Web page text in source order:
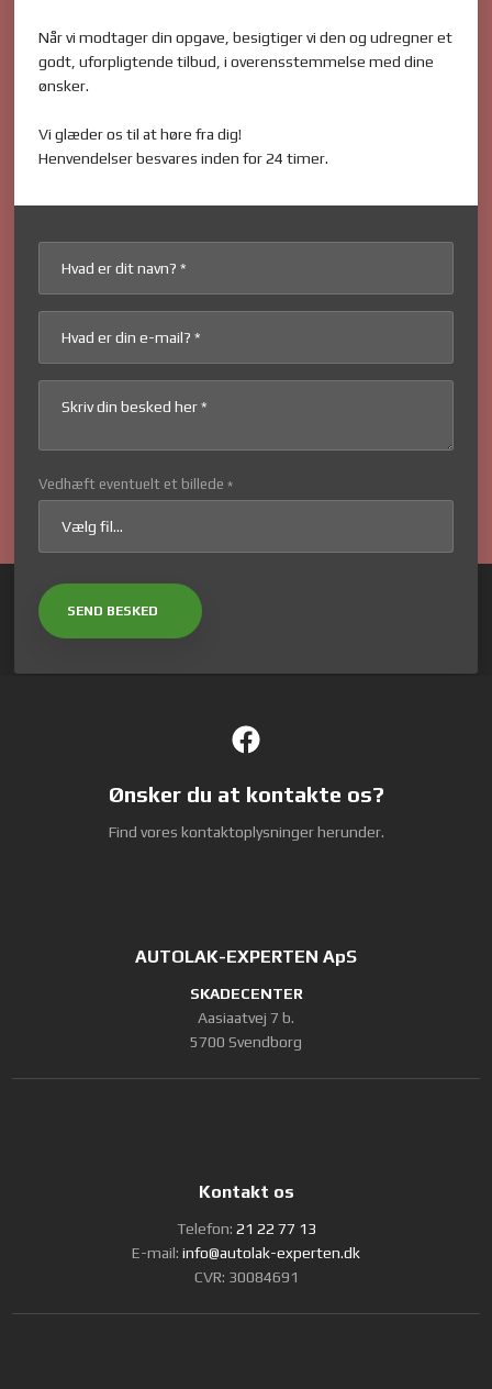
Når vi modtager din opgave, besigtiger vi den og udregner et
godt, uforpligtende tilbud, i overensstemmelse med dine
ønsker.
Vi glæder os til at høre fra dig!
Henvendelser besvares inden for 24 timer.
Vedhæft eventuelt et billede *
Ønsker du at kontakte os?
Find vores kontaktoplysninger herunder.
AUTOLAK-EXPERTEN ApS
SKADECENTER
Aasiaatvej 7 b.
5700 Svendborg
Kontakt os
Telefon: 21 22 77 13
E-mail: info@autolak-experten.dk
CVR: 30084691